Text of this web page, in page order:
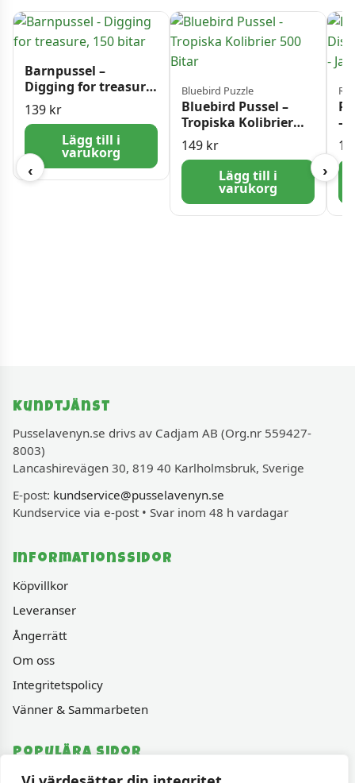
‹
Barnpussel –
Digging for treasure,
150 bitar
139 kr
Lägg till i
varukorg
Bluebird Puzzle
Bluebird Pussel –
Tropiska Kolibrier
500 Bitar
149 kr
Lägg till i
varukorg
–
›
Kundtjänst
Pusselavenyn.se drivs av Cadjam AB (Org.nr 559427-
8003)
Lancashirevägen 30, 819 40 Karlholmsbruk, Sverige
E-post: kundservice@pusselavenyn.se
Kundservice via e-post • Svar inom 48 h vardagar
Informationssidor
Köpvillkor
Leveranser
Ångerrätt
Om oss
Integritetspolicy
Vänner & Sammarbeten
Populära sidor
Varumärken